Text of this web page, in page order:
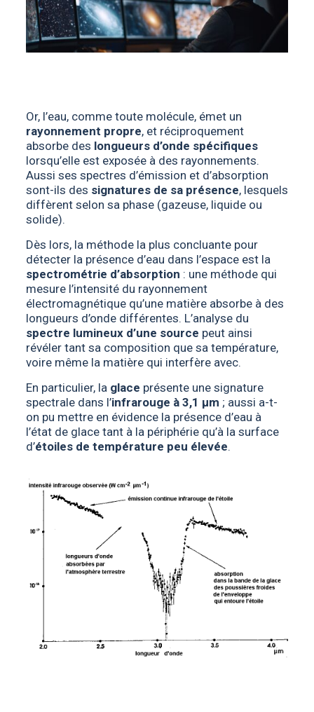
Or, l’eau, comme toute molécule, émet un
rayonnement propre, et réciproquement
absorbe des longueurs d’onde spécifiques
lorsqu’elle est exposée à des rayonnements.
Aussi ses spectres d’émission et d’absorption
sont-ils des signatures de sa présence, lesquels
diffèrent selon sa phase (gazeuse, liquide ou
solide).
Dès lors, la méthode la plus concluante pour
détecter la présence d’eau dans l’espace est la
spectrométrie d’absorption : une méthode qui
mesure l’intensité du rayonnement
électromagnétique qu’une matière absorbe à des
longueurs d’onde différentes. L’analyse du
spectre lumineux d’une source peut ainsi
révéler tant sa composition que sa température,
voire même la matière qui interfère avec.
En particulier, la glace présente une signature
spectrale dans l’infrarouge à 3,1 μm ; aussi a-t-
on pu mettre en évidence la présence d’eau à
l’état de glace tant à la périphérie qu’à la surface
d’étoiles de température peu élevée.